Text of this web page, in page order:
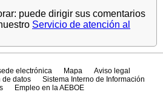
puede dirigir sus comentarios
Servicio de atención al
electrónica Mapa
Aviso legal
de datos
Sistema Interno de Información
Empleo en la AEBOE